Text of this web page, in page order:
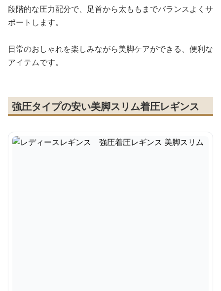
段階的な圧力配分で、足首から太ももまでバランスよくサ
ポートします。
日常のおしゃれを楽しみながら美脚ケアができる、便利な
アイテムです。
強圧タイプの安い美脚スリム着圧レギンス